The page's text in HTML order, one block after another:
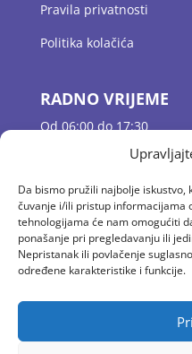
Da bismo pružili najbolje
čuvanje i/ili pristup informacijama
tehnologijama će nam omogućiti
ponašanje pri pregledavanju ili
Nepristanak ili povlačenje
određene karakteristike i funkcije.
Pravila privatnosti
Politika kolačića
RADNO VRIJEME
Od 06:00 do 17:30
Jutarnje dežurstvo 06:00
Odgojne skupine 07:30 –
Popodnevno dežurstvo
KONTAKT
E-mail: